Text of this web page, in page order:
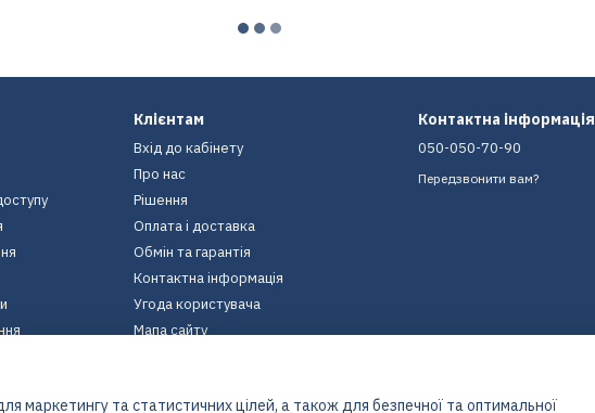
Клієнтам
Вхід до кабінету
Про нас
Рішення
Оплата і доставка
Обмін та гарантія
Контактна інформація
Угода користувача
Мапа сайту
Контактна інформація
050-050-70-90
Передзвонити вам?
маркетингу та статистичних цілей, а також для безпечної та оптимальної